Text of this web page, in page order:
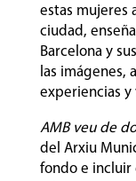
estas mujeres
ciudad,
Barcelona y
las imágenes,
experiencias y
AMB veu de
del Arxiu
fondo e incluir